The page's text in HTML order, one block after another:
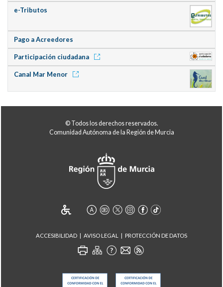
e-Tributos
Pago a Acreedores
Participación ciudadana
Canal Mar Menor
© Todos los derechos reservados.
Comunidad Autónoma de la Región de Murcia
ACCESIBILIDAD AVISO LEGAL PROTECCIÓN DE DATOS